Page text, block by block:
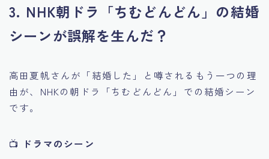
3. NHK朝ドラ「ちむどんどん」の結婚
シーンが誤解を生んだ？
高田夏帆さんが「結婚した」と噂されるもう一つの理
由が、NHKの朝ドラ「ちむどんどん」での結婚シーン
です。
📺 ドラマのシーン